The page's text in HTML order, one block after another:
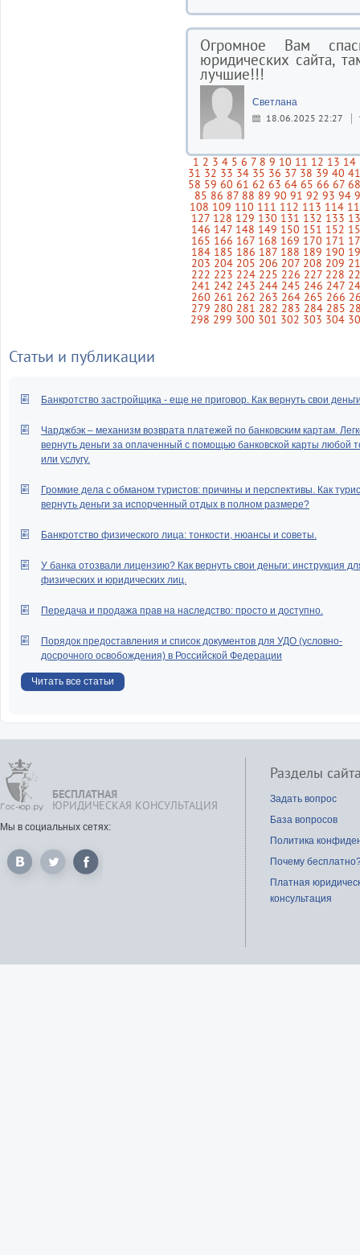
Огромное Вам
юридических сайта,
лучшие!!!
Светлана
18.06.2025 22:27
1 2 3 4 5 6 7 8 9 10 11 12 13 14
31 32 33 34 35 36 37 38 39 40
58 59 60 61 62 63 64 65 66 67 68
85 86 87 88 89 90 91 92 93 94
108 109 110 111 112 113 114
127 128 129 130 131 132 133
146 147 148 149 150 151 152
165 166 167 168 169 170 171
184 185 186 187 188 189 190
203 204 205 206 207 208 209
222 223 224 225 226 227 228
241 242 243 244 245 246 247
260 261 262 263 264 265 266
279 280 281 282 283 284 285
298 299 300 301 302 303 304
Статьи и публикации
Банкротство застройщика - еще не приговор. Как вернуть свои
Чарджбэк – механизм возврата платежей по банковским картам.
вернуть деньги за оплаченный с помощью банковской карты любой
или услугу.
Громкие дела с обманом туристов: причины и перспективы. Как
вернуть деньги за испорченный отдых в полном размере?
Банкротство физического лица: тонкости, нюансы и советы.
У банка отозвали лицензию? Как вернуть свои деньги: инструкция
физических и юридических лиц.
Передача и продажа прав на наследство: просто и доступно.
Порядок предоставления и список документов для УДО (условно-
досрочного освобождения) в Российской Федерации
Читать все статьи
БЕСПЛАТНАЯ
ЮРИДИЧЕСКАЯ КОНСУЛЬТАЦИЯ
Мы в социальных сетях:
Разделы
Задать вопрос
База вопросов
Политика
Почему
Платная
консультация